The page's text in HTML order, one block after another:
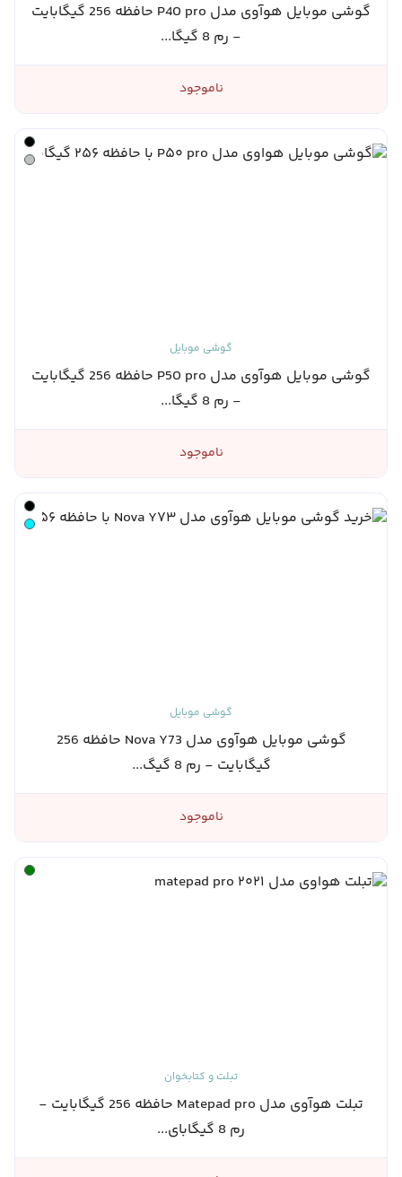
گوشی موبایل هوآوی مدل P40 pro حافظه 256 گیگابایت
- رم 8 گیگا...
ناموجود
گوشی موبایل
گوشی موبایل هوآوی مدل P50 pro حافظه 256 گیگابایت
- رم 8 گیگا...
ناموجود
گوشی موبایل
گوشی موبایل هوآوی مدل Nova Y73 حافظه 256
گیگابایت - رم 8 گیگ...
ناموجود
تبلت و کتابخوان
تبلت هوآوی مدل Matepad pro حافظه 256 گیگابایت -
رم 8 گیگابای...